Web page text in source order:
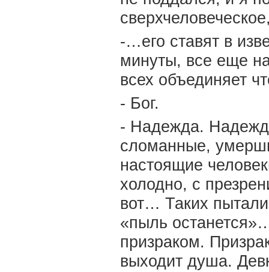
-…его ставят в
минуты, все еще
всех объединяет
- Бог.
- Надежда.
сломанные,
настоящие
холодно, с
вот… Таких
«пыль
призраком.
выходит душа.